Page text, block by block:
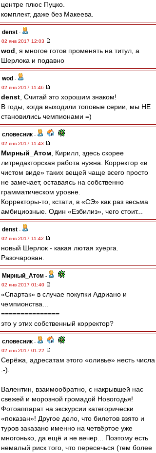
центре плюс Пуцко.
комплект, даже без Макеева.
denst -
02 янв 2017 12:03
wod , я многое готов променять на титул, а
Шерлока и подавно
wod -
02 янв 2017 11:46
denst , Считай это хорошим знаком!
В годы, когда выходили топовые серии, мы НЕ
становились чемпионами =)
словесник -
02 янв 2017 11:43
Мирный_Атом , Кирилл, здесь скорее
литредакторская работа нужна. Корректор «в
чистом виде» таких вещей чаще всего просто
не замечает, оставаясь на собственно
грамматическом уровне.
Корректоры-то, кстати, в «СЭ» как раз весьма
амбициозные. Один «Езбилиз», чего стоит...
denst -
02 янв 2017 11:42
новый Шерлок - какая лютая хуерга.
Разочарован.
Мирный_Атом -
02 янв 2017 01:40
«Спартак» в случае покупки Адриано и
чемпионства...
===============
это у этих собственный корректор?
словесник -
02 янв 2017 01:22
Серёжа, адресатам этого «оливье» несть числа
:-).
Валентин, взаимообратно, с накрывшей нас
свежей и морозной громадой Новогодья!
Фотоаппарат на экскурсии категорически
«показан»! Другое дело, что билетов взято и
туров заказано именно на четвёртое уже
многонько, да ещё и не вечер... Поэтому есть
немалый риск того, что пересечься (тем более